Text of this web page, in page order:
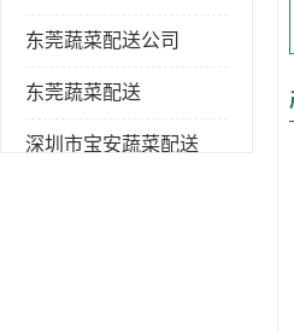
东莞蔬菜配送公司
东莞蔬菜配送
深圳市宝安蔬菜配送